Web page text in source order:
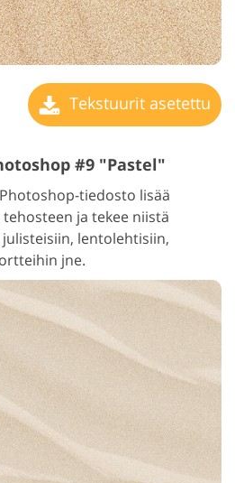
Tekstuurit asetettu
#9 "Pastel"
tiedosto lisää
ja tekee niistä
lentolehtisiin,
jne.